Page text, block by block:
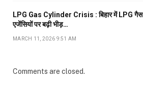
LPG Gas Cylinder Crisis : बिहार में LPG
एजेंसियों पर बढ़ी भीड़…
MARCH 11, 2026 9:51 AM
Comments are closed.